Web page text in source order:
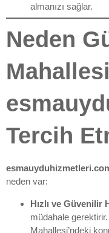
almanızı sağlar.
Neden
Tercih
neden var:
Hızlı ve Güvenilir
müdahale
Mahallesi’ndeki